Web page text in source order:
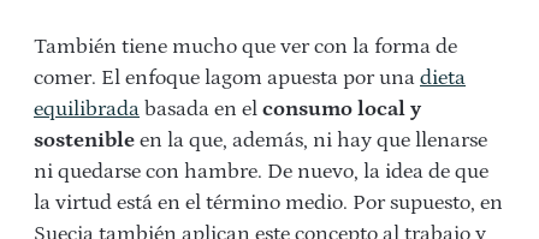
También tiene mucho que ver con la forma de
comer. El enfoque lagom apuesta por una dieta
equilibrada basada en el consumo local y
sostenible en la que, además, ni hay que llenarse
ni quedarse con hambre. De nuevo, la idea de que
la virtud está en el término medio. Por supuesto, en